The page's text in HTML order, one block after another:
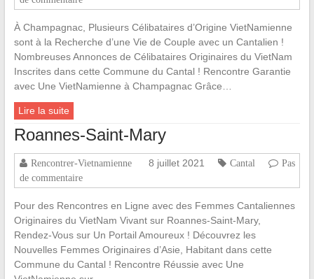
À Champagnac, Plusieurs Célibataires d’Origine VietNamienne
sont à la Recherche d’une Vie de Couple avec un Cantalien !
Nombreuses Annonces de Célibataires Originaires du VietNam
Inscrites dans cette Commune du Cantal ! Rencontre Garantie
avec Une VietNamienne à Champagnac Grâce…
Lire la suite
Roannes-Saint-Mary
Rencontrer-Vietnamienne 8 juillet 2021 Cantal
Pas
de commentaire
Pour des Rencontres en Ligne avec des Femmes Cantaliennes
Originaires du VietNam Vivant sur Roannes-Saint-Mary,
Rendez-Vous sur Un Portail Amoureux ! Découvrez les
Nouvelles Femmes Originaires d’Asie, Habitant dans cette
Commune du Cantal ! Rencontre Réussie avec Une